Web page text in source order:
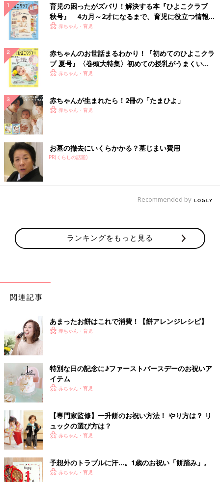
育児の困ったがズバリ！解決する本『ひよこクラブ
秋号』 4カ月～2才になるまで、育児に役立つ情報が
いっぱい！
赤ちゃん・育児
赤ちゃんのお世話まるわかり！『初めてのひよこクラ
ブ 夏号』〈巻頭大特集〉初めての授乳がうまくい
く！ おっぱい・ミルクの基本と夏のトラブル 解決テ
赤ちゃん・育児
赤ちゃんが生まれたら！2冊の「たまひよ」
赤ちゃん・育児
お墓の撤去にいくらかかる？墓じまい費用
PR(くらしの話題)
Recommended by
ランキングをもっと見る
関連記事
あまったお餅はこれで消費！【餅アレンジレシピ】
赤ちゃん・育児
特別な日の記念に♪ファーストバースデーのお祝いア
イテム
赤ちゃん・育児
【専門家監修】一升餅のお祝い方法！ やり方は？ リ
ュックの選び方は？
赤ちゃん・育児
予想外のトラブルに汗…。1歳のお祝い「餅踏み」。
赤ちゃん・育児